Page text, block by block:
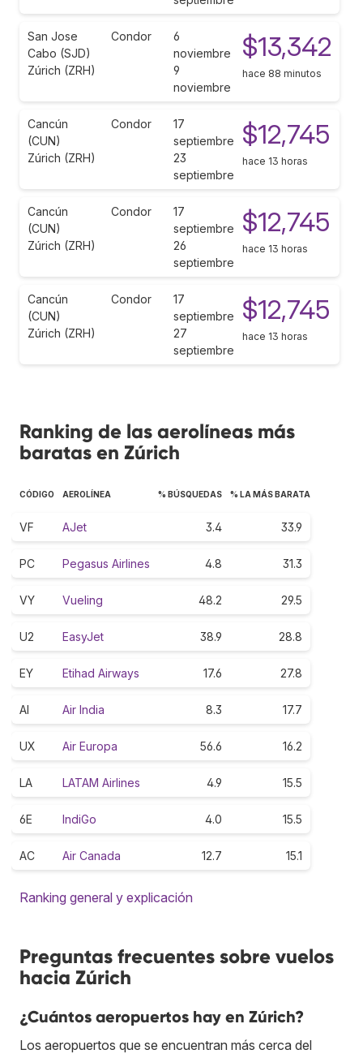
San Jose
Cabo (SJD)
Zúrich (ZRH)
Condor
6
noviembre
9
noviembre
$13,342
hace 88 minutos
Cancún
(CUN)
Zúrich (ZRH)
Condor
17
septiembre
23
septiembre
$12,745
hace 13 horas
Cancún
(CUN)
Zúrich (ZRH)
Condor
17
septiembre
26
septiembre
$12,745
hace 13 horas
Cancún
(CUN)
Zúrich (ZRH)
Condor
17
septiembre
27
septiembre
$12,745
hace 13 horas
Ranking de las aerolíneas más
baratas en Zúrich
CÓDIGO AEROLÍNEA % BÚSQUEDAS % LA MÁS BARATA
VF AJet 3.4 33.9
PC Pegasus Airlines 4.8 31.3
VY Vueling 48.2 29.5
U2 EasyJet 38.9 28.8
EY Etihad Airways 17.6 27.8
AI Air India 8.3 17.7
UX Air Europa 56.6 16.2
LA LATAM Airlines 4.9 15.5
6E IndiGo 4.0 15.5
AC Air Canada 12.7 15.1
Ranking general y explicación
Preguntas frecuentes sobre vuelos
hacia Zúrich
¿Cuántos aeropuertos hay en Zúrich?
Los aeropuertos que se encuentran más cerca del